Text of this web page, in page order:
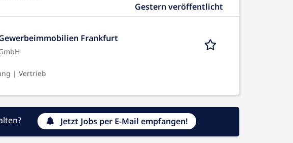
Gestern veröffentlicht
Frankfurt
| Vertrieb
Jetzt Jobs per E-Mail empfangen!